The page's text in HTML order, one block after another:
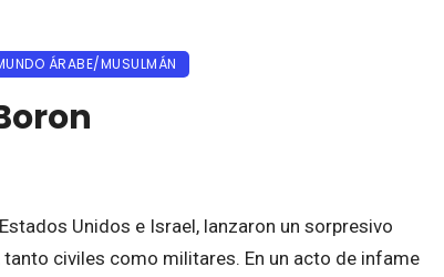
ÁRABE/MUSULMÁN
Unidos e Israel, lanzaron un sorpresivo
civiles como militares. En un acto de infame